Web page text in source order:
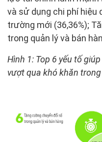
và sử dụng chi phí hiệu
trường mới (36,36%);
trong quản lý và bán
Hình 1: Top 6 yếu tố
vượt qua khó khăn